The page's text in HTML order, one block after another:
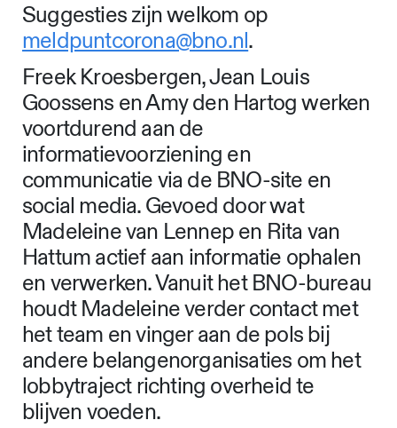
Suggesties zijn welkom op
meldpuntcorona@bno.nl.
Freek Kroesbergen, Jean Louis
Goossens en Amy den Hartog werken
voortdurend aan de
informatievoorziening en
communicatie via de BNO-site en
social media. Gevoed door wat
Madeleine van Lennep en Rita van
Hattum actief aan informatie ophalen
en verwerken. Vanuit het BNO-bureau
houdt Madeleine verder contact met
het team en vinger aan de pols bij
andere belangenorganisaties om het
lobbytraject richting overheid te
blijven voeden.